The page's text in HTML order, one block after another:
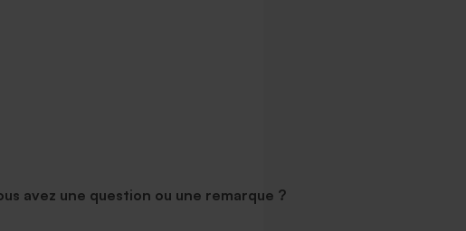
avez une question ou une remarque ?